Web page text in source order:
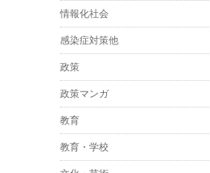
情報化社会
感染症対策他
政策
政策マンガ
教育
教育・学校